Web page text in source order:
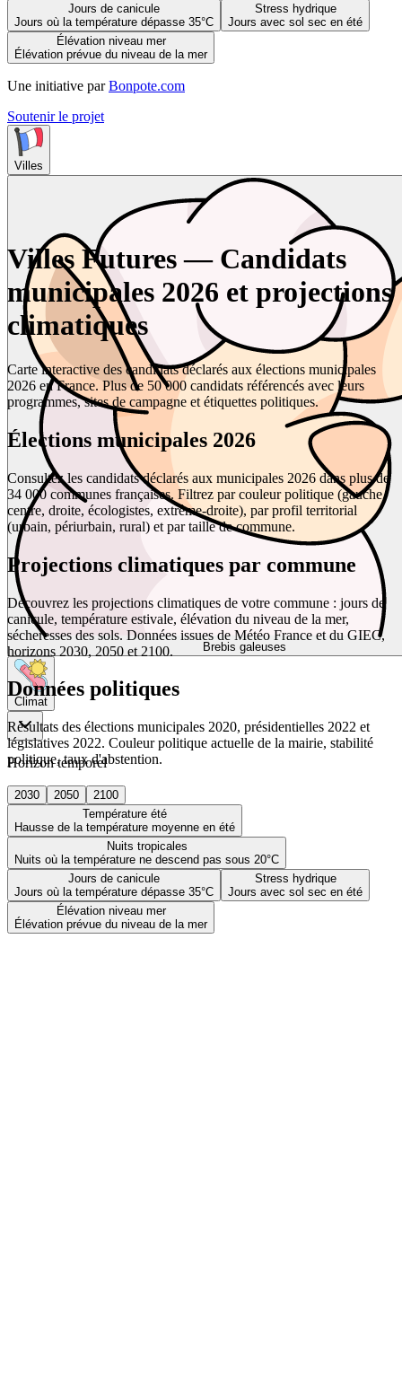
Jours de canicule
Jours où la température dépasse 35°C
Stress hydrique
Jours avec sol sec en été
Élévation niveau mer
Élévation prévue du niveau de la mer
Une initiative par Bonpote.com
Soutenir le projet
Villes
Brebis galeuses
Climat
Horizon temporel
2030 2050
2100
Température été
Hausse de la température moyenne en été
Nuits tropicales
Nuits où la température ne descend pas sous 20°C
Jours de canicule
Jours où la température dépasse 35°C
Stress hydrique
Jours avec sol sec en été
Élévation niveau mer
Élévation prévue du niveau de la mer
Villes Futures — Candidats
municipales 2026 et projections
climatiques
Carte interactive des candidats déclarés aux élections municipales
2026 en France. Plus de 50 000 candidats référencés avec leurs
programmes, sites de campagne et étiquettes politiques.
Élections municipales 2026
Consultez les candidats déclarés aux municipales 2026 dans plus de
34 000 communes françaises. Filtrez par couleur politique (gauche,
centre, droite, écologistes, extrême-droite), par profil territorial
(urbain, périurbain, rural) et par taille de commune.
Projections climatiques par commune
Découvrez les projections climatiques de votre commune : jours de
canicule, température estivale, élévation du niveau de la mer,
sécheresses des sols. Données issues de Météo France et du GIEC,
horizons 2030, 2050 et 2100.
Données politiques
Résultats des élections municipales 2020, présidentielles 2022 et
législatives 2022. Couleur politique actuelle de la mairie, stabilité
politique, taux d'abstention.